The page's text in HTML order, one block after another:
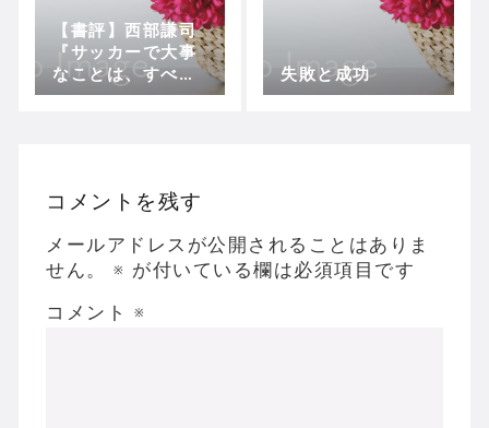
【書評】西部謙司
『サッカーで大事
なことは、すべて
ゲームの中にあ
失敗と成功
コメントを残す
メールアドレスが公開されることはありま
せん。
※ が付いている欄は必須項目です
コメント ※